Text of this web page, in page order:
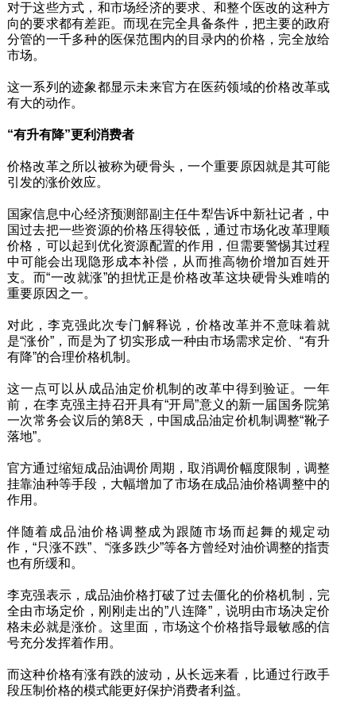
对于这些方式，和市场经济的要求、和整个医改的这种方
向的要求都有差距。而现在完全具备条件，把主要的政府
分管的一千多种的医保范围内的目录内的价格，完全放给
市场。
这一系列的迹象都显示未来官方在医药领域的价格改革或
有大的动作。
“有升有降”更利消费者
价格改革之所以被称为硬骨头，一个重要原因就是其可能
引发的涨价效应。
国家信息中心经济预测部副主任牛犁告诉中新社记者，中
国过去把一些资源的价格压得较低，通过市场化改革理顺
价格，可以起到优化资源配置的作用，但需要警惕其过程
中可能会出现隐形成本补偿，从而推高物价增加百姓开
支。而“一改就涨”的担忧正是价格改革这块硬骨头难啃的
重要原因之一。
对此，李克强此次专门解释说，价格改革并不意味着就
是“涨价”，而是为了切实形成一种由市场需求定价、“有升
有降”的合理价格机制。
这一点可以从成品油定价机制的改革中得到验证。一年
前，在李克强主持召开具有“开局”意义的新一届国务院第
一次常务会议后的第8天，中国成品油定价机制调整“靴子
落地”。
官方通过缩短成品油调价周期，取消调价幅度限制，调整
挂靠油种等手段，大幅增加了市场在成品油价格调整中的
作用。
伴随着成品油价格调整成为跟随市场而起舞的规定动
作，“只涨不跌”、“涨多跌少”等各方曾经对油价调整的指责
也有所缓和。
李克强表示，成品油价格打破了过去僵化的价格机制，完
全由市场定价，刚刚走出的”八连降”，说明由市场决定价
格未必就是涨价。这里面，市场这个价格指导最敏感的信
号充分发挥着作用。
而这种价格有涨有跌的波动，从长远来看，比通过行政手
段压制价格的模式能更好保护消费者利益。